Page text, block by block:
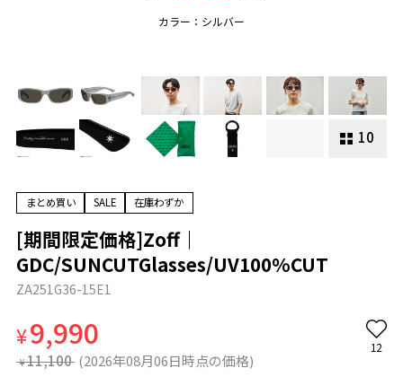
カラー：シルバー
10
まとめ買い SALE 在庫わずか
[期間限定価格]Zoff｜
GDC/SUNCUTGlasses/UV100%CUT
ZA251G36-15E1
¥9,990
¥ 11,100 (2026年08月06日時点の価格)
12